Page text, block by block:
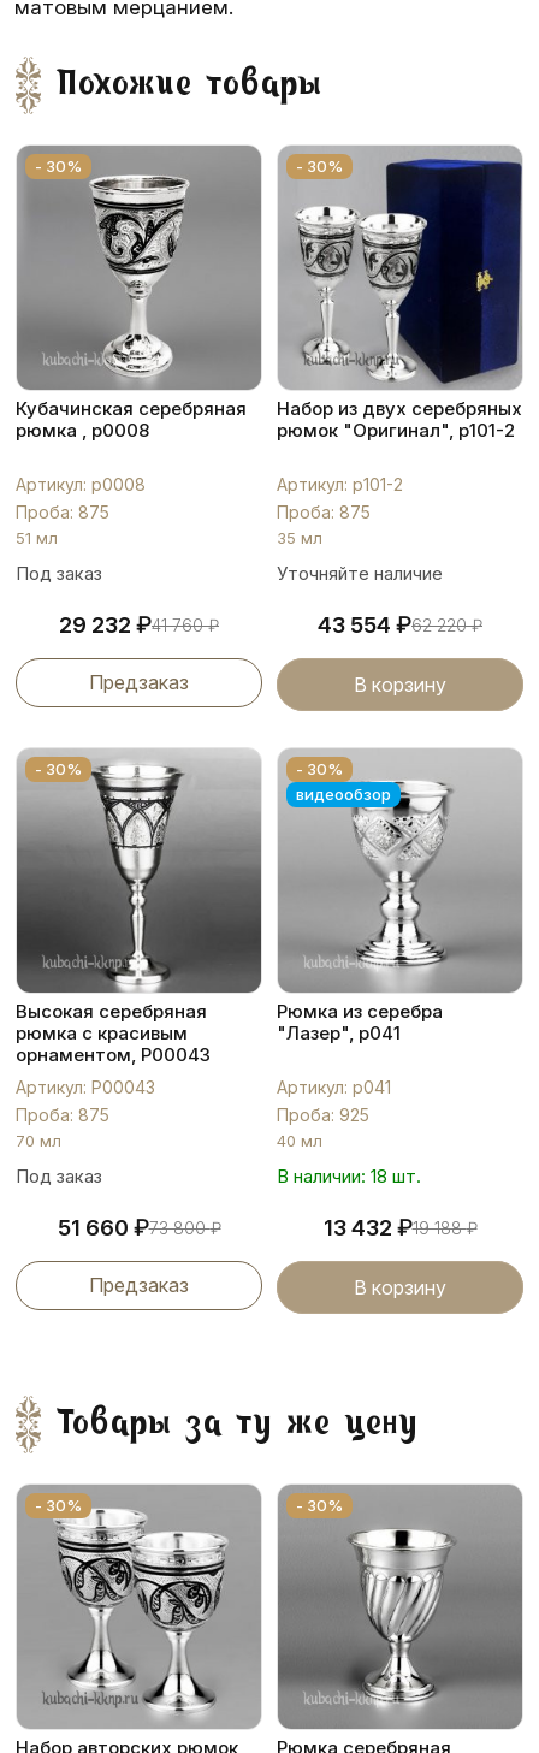
матовым мерцанием.
Похожие товары
- 30%
Кубачинская серебряная
рюмка , р0008
Артикул: р0008
Проба: 875
51 мл
Под заказ
29 232 ₽41 760₽
Предзаказ
- 30%
Набор из двух серебряных
рюмок "Оригинал", р101-2
Артикул: р101-2
Проба: 875
35 мл
Уточняйте наличие
43 554 ₽62 220₽
В корзину
- 30%
Высокая серебряная
рюмка с красивым
орнаментом, Р00043
Артикул: Р00043
Проба: 875
70 мл
Под заказ
51 660 ₽73 800₽
Предзаказ
- 30%
видеообзор
Рюмка из серебра
"Лазер", р041
Артикул: р041
Проба: 925
40 мл
В наличии: 18 шт.
13 432 ₽19 188₽
В корзину
Товары за ту же цену
- 30%
Набор авторских рюмок
- 30%
Рюмка серебряная